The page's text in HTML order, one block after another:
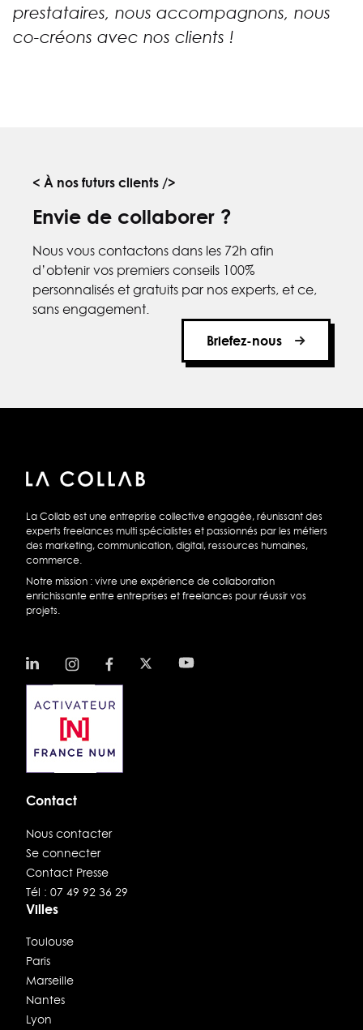
prestataires, nous accompagnons, nous
co-créons avec nos clients !
< À nos futurs clients />
Envie de collaborer ?
Nous vous contactons dans les 72h afin
d’obtenir vos premiers conseils 100%
personnalisés et gratuits par nos experts, et ce,
sans engagement.
Briefez-nous
La Collab est une entreprise collective engagée, réunissant des
experts freelances multi spécialistes et passionnés par les métiers
des marketing, communication, digital, ressources humaines,
commerce.
Notre mission : vivre une expérience de collaboration
enrichissante entre entreprises et freelances pour réussir vos
projets.
Contact
Nous contacter
Se connecter
Contact Presse
Tél : 07 49 92 36 29
Villes
Toulouse
Paris
Marseille
Nantes
Lyon